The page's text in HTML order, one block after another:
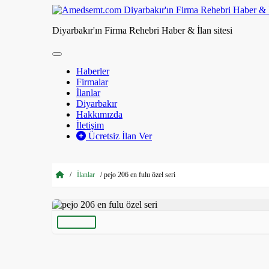
Diyarbakır'ın Firma Rehebri Haber & İlan sitesi
Haberler
Firmalar
İlanlar
Diyarbakır
Hakkımızda
İletişim
Ücretsiz İlan Ver
/ İlanlar / pejo 206 en fulu özel seri